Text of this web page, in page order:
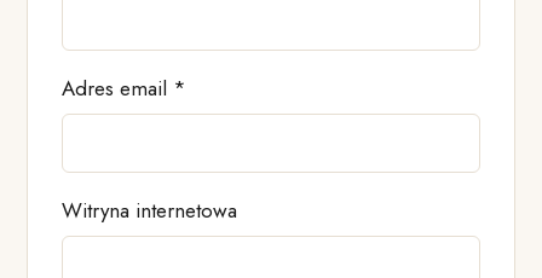
Adres email *
Witryna internetowa